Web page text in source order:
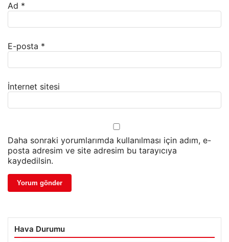
Ad *
E-posta *
İnternet sitesi
Daha sonraki yorumlarımda kullanılması için adım, e-
posta adresim ve site adresim bu tarayıcıya
kaydedilsin.
Hava Durumu